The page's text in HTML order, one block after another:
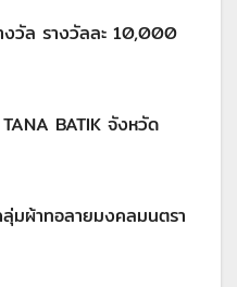
งวัล รางวัลละ 10,000
BATIK จังหวัด
ผ้าทอลายมงคลมนตรา